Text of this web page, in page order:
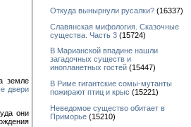
земле
двери
они
Откуда вынырнули русалки? (16337)
Славянская мифология. Сказочные
существа. Часть 3 (15724)
В Марианской впадине нашли
загадочных существ и
инопланетных гостей (15447)
В Риме гигантские сомы-мутанты
пожирают птиц и крыс (15221)
Неведомое существо обитает в
Приморье (15210)